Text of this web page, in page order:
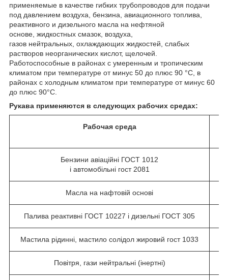
применяемые в качестве гибких трубопроводов для подачи
под давлением воздуха, бензина, авиационного топлива,
реактивного и дизельного масла на нефтяной
основе, жидкостных смазок, воздуха,
газов нейтральных, охлаждающих жидкостей, слабых
растворов неорганических кислот, щелочей.
Работоспособные в районах с умеренным и тропическим
климатом при температуре от минус 50 до плюс 90 °С, в
районах с холодным климатом при температуре от минус 60
до плюс 90°С.
Рукава применяются в следующих рабочих средах:
Рабочая среда
Бензини авіаційні ГОСТ 1012
і автомобільні гост 2081
Масла на нафтовій основі
Палива реактивні ГОСТ 10227 і дизельні ГОСТ 305
Мастила рідинні, мастило солідол жировий гост 1033
Повітря, гази нейтральні (інертні)